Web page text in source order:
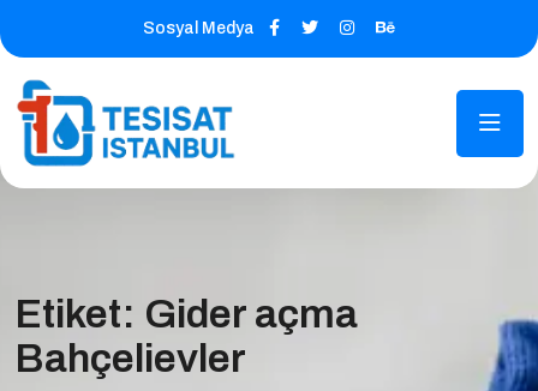
Sosyal Medya
Etiket: Gider açma
Bahçelievler